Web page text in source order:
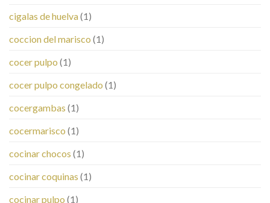
cigalas de huelva(1)
coccion del marisco (1)
cocer pulpo (1)
cocer pulpo congelado (1)
cocergambas (1)
cocermarisco (1)
cocinar chocos (1)
cocinar coquinas (1)
cocinar pulpo (1)